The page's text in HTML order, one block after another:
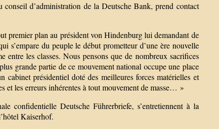
d’administration de la Deutsche Bank, prend contact
premier plan au président von Hindenburg lui demandant de
s’empare du peuple le début prometteur d’une ère nouvelle
entre les classes. Nous pensons que de nombreux sacrifices
grande partie de ce mouvement national occupe une place
présidentiel doté des meilleures forces matérielles et
et les erreurs inhérentes à tout mouvement de masse… »
confidentielle Deutsche Führerbriefe, s’entretiennent à la
Kaiserhof.